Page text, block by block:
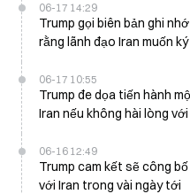
06-17 14:29
Trump gọi biên bản ghi
rằng lãnh đạo Iran muốn
06-17 10:55
Trump đe dọa tiến hành
Iran nếu không hài lòng
06-16 12:49
Trump cam kết sẽ công
với Iran trong vài ngày tới